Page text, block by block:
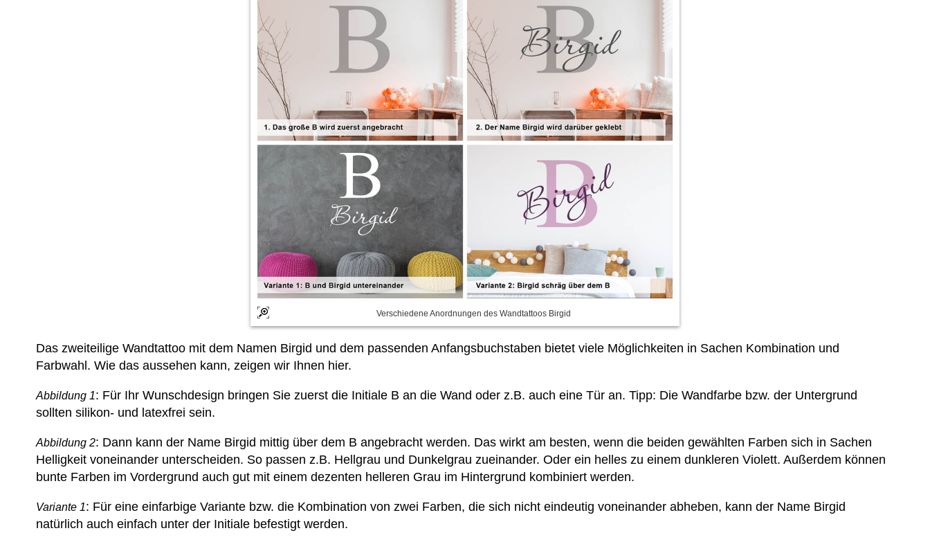
Verschiedene Anordnungen des Wandtattoos Birgid
Das zweiteilige Wandtattoo mit dem Namen Birgid und dem passenden Anfangsbuchstaben bietet viele Möglichkeiten in Sachen Kombination und
Farbwahl. Wie das aussehen kann, zeigen wir Ihnen hier.
Abbildung 1: Für Ihr Wunschdesign bringen Sie zuerst die Initiale B an die Wand oder z.B. auch eine Tür an. Tipp: Die Wandfarbe bzw. der Untergrund
sollten silikon- und latexfrei sein.
Abbildung 2: Dann kann der Name Birgid mittig über dem B angebracht werden. Das wirkt am besten, wenn die beiden gewählten Farben sich in Sachen
Helligkeit voneinander unterscheiden. So passen z.B. Hellgrau und Dunkelgrau zueinander. Oder ein helles zu einem dunkleren Violett. Außerdem können
bunte Farben im Vordergrund auch gut mit einem dezenten helleren Grau im Hintergrund kombiniert werden.
Variante 1: Für eine einfarbige Variante bzw. die Kombination von zwei Farben, die sich nicht eindeutig voneinander abheben, kann der Name Birgid
natürlich auch einfach unter der Initiale befestigt werden.